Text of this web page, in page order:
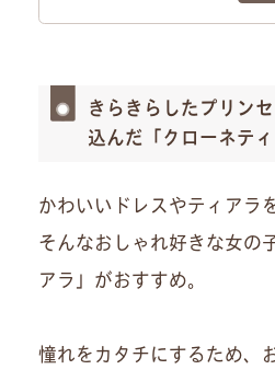
きらきらしたプリン
込んだ「クローネティ
かわいいドレスやティアラ
そんなおしゃれ好きな女の
アラ」がおすすめ。
憧れをカタチにするため、